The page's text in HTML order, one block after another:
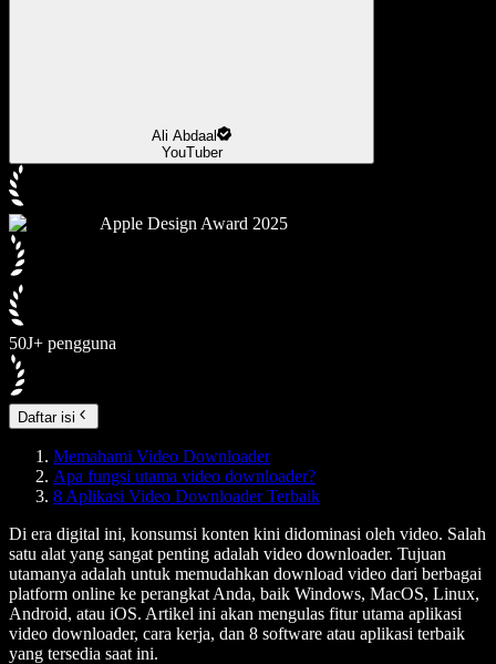
Ali Abdaal
YouTuber
Apple Design Award 2025
50J+ pengguna
Daftar isi
Memahami Video Downloader
Apa fungsi utama video downloader?
8 Aplikasi Video Downloader Terbaik
Di era digital ini, konsumsi konten kini didominasi oleh video. Salah
satu alat yang sangat penting adalah video downloader. Tujuan
utamanya adalah untuk memudahkan download video dari berbagai
platform online ke perangkat Anda, baik Windows, MacOS, Linux,
Android, atau iOS. Artikel ini akan mengulas fitur utama aplikasi
video downloader, cara kerja, dan 8 software atau aplikasi terbaik
yang tersedia saat ini.